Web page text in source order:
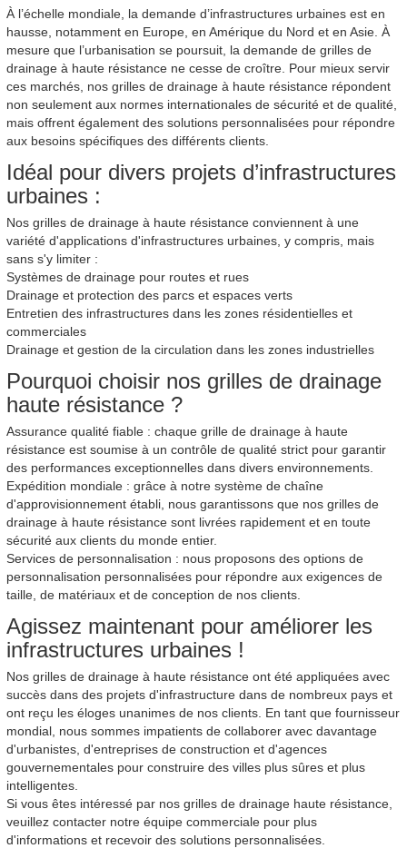
À l’échelle mondiale, la demande d’infrastructures urbaines est en
hausse, notamment en Europe, en Amérique du Nord et en Asie. À
mesure que l’urbanisation se poursuit, la demande de grilles de
drainage à haute résistance ne cesse de croître. Pour mieux servir
ces marchés, nos grilles de drainage à haute résistance répondent
non seulement aux normes internationales de sécurité et de qualité,
mais offrent également des solutions personnalisées pour répondre
aux besoins spécifiques des différents clients.
Idéal pour divers projets d’infrastructures
urbaines :
Nos grilles de drainage à haute résistance conviennent à une
variété d'applications d'infrastructures urbaines, y compris, mais
sans s'y limiter :
Systèmes de drainage pour routes et rues
Drainage et protection des parcs et espaces verts
Entretien des infrastructures dans les zones résidentielles et
commerciales
Drainage et gestion de la circulation dans les zones industrielles
Pourquoi choisir nos grilles de drainage
haute résistance ?
Assurance qualité fiable : chaque grille de drainage à haute
résistance est soumise à un contrôle de qualité strict pour garantir
des performances exceptionnelles dans divers environnements.
Expédition mondiale : grâce à notre système de chaîne
d'approvisionnement établi, nous garantissons que nos grilles de
drainage à haute résistance sont livrées rapidement et en toute
sécurité aux clients du monde entier.
Services de personnalisation : nous proposons des options de
personnalisation personnalisées pour répondre aux exigences de
taille, de matériaux et de conception de nos clients.
Agissez maintenant pour améliorer les
infrastructures urbaines !
Nos grilles de drainage à haute résistance ont été appliquées avec
succès dans des projets d'infrastructure dans de nombreux pays et
ont reçu les éloges unanimes de nos clients. En tant que fournisseur
mondial, nous sommes impatients de collaborer avec davantage
d'urbanistes, d'entreprises de construction et d'agences
gouvernementales pour construire des villes plus sûres et plus
intelligentes.
Si vous êtes intéressé par nos grilles de drainage haute résistance,
veuillez contacter notre équipe commerciale pour plus
d'informations et recevoir des solutions personnalisées.